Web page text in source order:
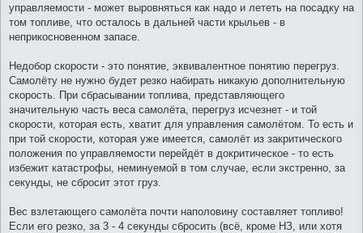
управляемости - может выровняться как надо и лететь на посадку на
том топливе, что осталось в дальней части крыльев - в
неприкосновенном запасе.
Недобор скорости - это понятие, эквивалентное понятию перегруз.
Самолёту не нужно будет резко набирать никакую дополнительную
скорость. При сбрасывании топлива, представляющего
значительную часть веса самолёта, перегруз исчезнет - и той
скорости, которая есть, хватит для управления самолётом. То есть и
при той скорости, которая уже имеется, самолёт из закритического
положения по управляемости перейдёт в докритическое - то есть
избежит катастрофы, неминуемой в том случае, если экстренно, за
секунды, не сбросит этот груз.
Вес взлетающего самолёта почти наполовину составляет топливо!
Если его резко, за 3 - 4 секунды сбросить (всё, кроме НЗ, или хотя